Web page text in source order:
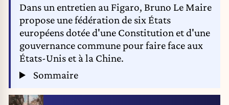
Dans un entretien au Figaro, Bruno Le Maire
propose une fédération de six États
européens dotée d'une Constitution et d'une
gouvernance commune pour faire face aux
États-Unis et à la Chine.
Sommaire